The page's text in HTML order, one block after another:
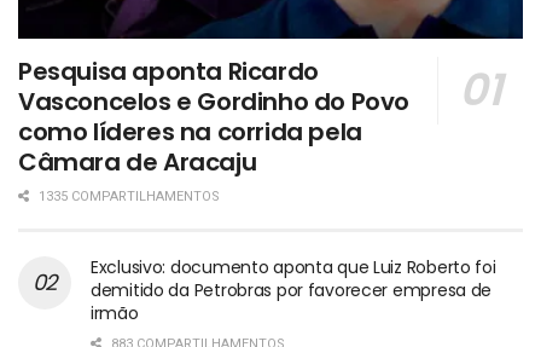
Pesquisa aponta Ricardo
Vasconcelos e Gordinho do Povo
como líderes na corrida pela
Câmara de Aracaju
1335 COMPARTILHAMENTOS
Exclusivo: documento aponta que Luiz Roberto foi
demitido da Petrobras por favorecer empresa de
irmão